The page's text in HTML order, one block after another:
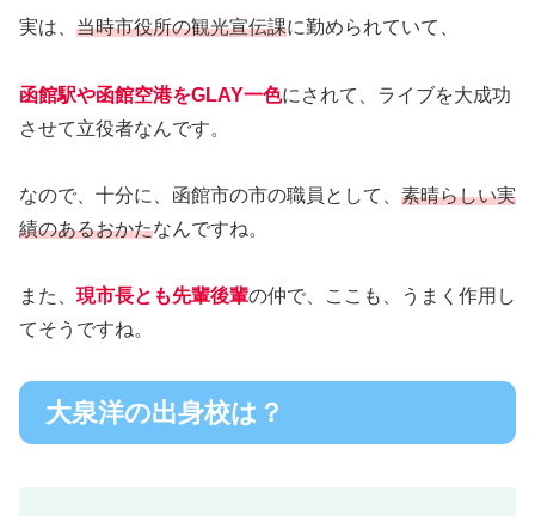
実は、 当時市役所の観光宣伝課に勤められていて、
函館駅や函館空港をGLAY一色にされて、ライブを大成功
させて立役者なんです。
なので、十分に、函館市の市の職員として、 素晴らしい実
績のあるおかたなんですね。
また、 現市長とも先輩後輩の仲で、ここも、うまく作用し
てそうですね。
大泉洋の出身校は？